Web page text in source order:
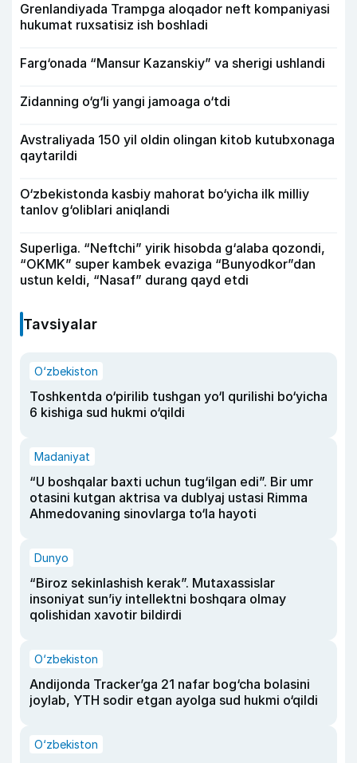
Grenlandiyada Trampga aloqador neft kompaniyasi
hukumat ruxsatisiz ish boshladi
Farg‘onada “Mansur Kazanskiy” va sherigi ushlandi
Zidanning o‘g‘li yangi jamoaga o‘tdi
Avstraliyada 150 yil oldin olingan kitob kutubxonaga
qaytarildi
O‘zbekistonda kasbiy mahorat bo‘yicha ilk milliy
tanlov g‘oliblari aniqlandi
Superliga. “Neftchi” yirik hisobda g‘alaba qozondi,
“OKMK” super kambek evaziga “Bunyodkor”dan
ustun keldi, “Nasaf” durang qayd etdi
Tavsiyalar
O‘zbekiston
Toshkentda o‘pirilib tushgan yo‘l qurilishi bo‘yicha
6 kishiga sud hukmi o‘qildi
Madaniyat
“U boshqalar baxti uchun tug‘ilgan edi”. Bir umr
otasini kutgan aktrisa va dublyaj ustasi Rimma
Ahmedovaning sinovlarga to‘la hayoti
Dunyo
“Biroz sekinlashish kerak”. Mutaxassislar
insoniyat sun’iy intellektni boshqara olmay
qolishidan xavotir bildirdi
O‘zbekiston
Andijonda Tracker’ga 21 nafar bog‘cha bolasini
joylab, YTH sodir etgan ayolga sud hukmi o‘qildi
O‘zbekiston